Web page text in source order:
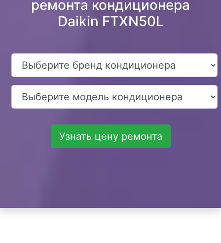
ремонта кондиционера
Daikin FTXN50L
Узнать цену ремонта